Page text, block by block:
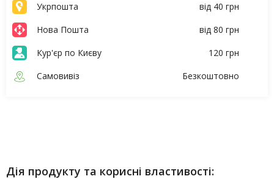
Укрпошта
від 40 грн
Нова Пошта
від 80 грн
Кур'єр по Києву
120 грн
Самовивіз
Безкоштовно
Дія продукту та корисні властивості: